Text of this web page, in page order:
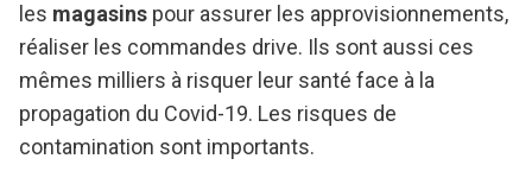
les magasins pour assurer les approvisionnements,
réaliser les commandes drive. Ils sont aussi ces
mêmes milliers à risquer leur santé face à la
propagation du Covid-19. Les risques de
contamination sont importants.